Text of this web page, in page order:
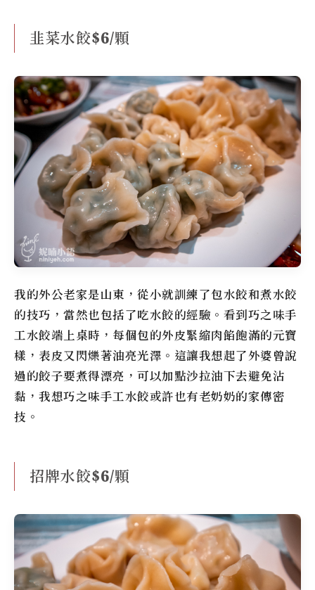
韭菜水餃$6/顆
我的外公老家是山東，從小就訓練了包水餃和煮水餃
的技巧，當然也包括了吃水餃的經驗。看到巧之味手
工水餃端上桌時，每個包的外皮緊縮肉餡飽滿的元寶
樣，表皮又閃爍著油亮光澤。這讓我想起了外婆曾說
過的餃子要煮得漂亮，可以加點沙拉油下去避免沾
黏，我想巧之味手工水餃或許也有老奶奶的家傳密
技。
招牌水餃$6/顆